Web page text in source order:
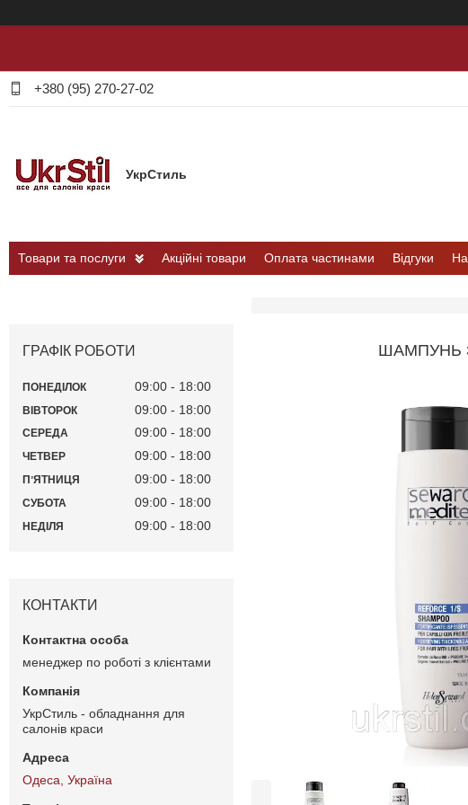
+380 (95) 270-27-02
УкрСтиль
Товари та послуги Акційні товари Оплата частинами Відгуки
ШАМПУНЬ
ГРАФІК РОБОТИ
ПОНЕДІЛОК 09:00 18:00
ВІВТОРОК 09:00 18:00
СЕРЕДА 09:00 18:00
ЧЕТВЕР 09:00 18:00
ПʼЯТНИЦЯ 09:00 18:00
СУБОТА 09:00 18:00
НЕДІЛЯ 09:00 18:00
КОНТАКТИ
менеджер по роботі з клієнтами
УкрСтиль - обладнання для
салонів краси
Одеса, Україна